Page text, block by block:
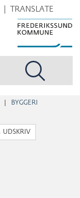
TRANSLATE
BYGGERI
UDSKRIV